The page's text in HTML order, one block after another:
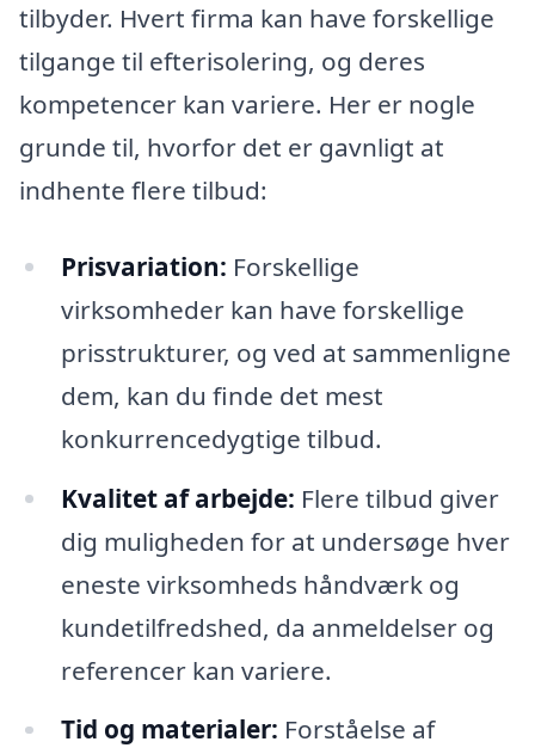
tilbyder. Hvert firma kan have forskellige
tilgange til efterisolering, og deres
kompetencer kan variere. Her er nogle
grunde til, hvorfor det er gavnligt at
indhente flere tilbud:
Prisvariation: Forskellige
virksomheder kan have forskellige
prisstrukturer, og ved at sammenligne
dem, kan du finde det mest
konkurrencedygtige tilbud.
Kvalitet af arbejde: Flere tilbud giver
dig muligheden for at undersøge hver
eneste virksomheds håndværk og
kundetilfredshed, da anmeldelser og
referencer kan variere.
Tid og materialer: Forståelse af